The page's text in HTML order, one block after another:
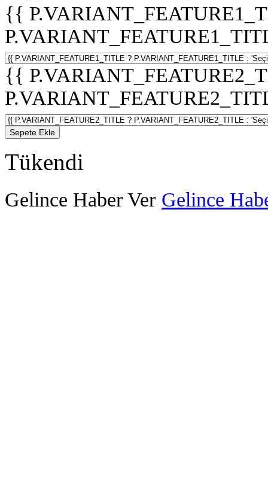
{{
{{
Sepete Ekle
Tükendi
Gelince Haber Ver Gelince